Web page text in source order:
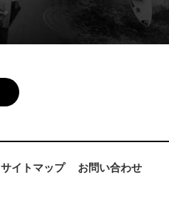
サイトマップ お問い合わせ